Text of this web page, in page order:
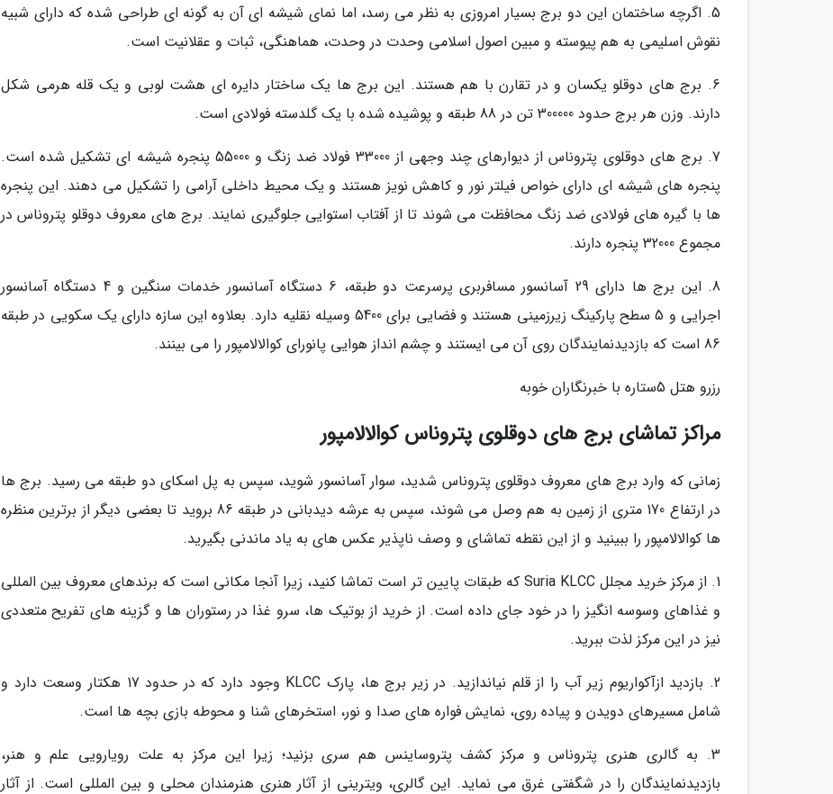
5. اگرچه ساختمان این دو برج بسیار امروزی به نظر می رسد، اما نمای شیشه ای آن به گونه ای طراحی شده که دارای شبیه
نقوش اسلیمی به هم پیوسته و مبین اصول اسلامی وحدت در وحدت، هماهنگی، ثبات و عقلانیت است.
6. برج های دوقلو یکسان و در تقارن با هم هستند. این برج ها یک ساختار دایره ای هشت لوبی و یک قله هرمی شکل
دارند. وزن هر برج حدود 300000 تن در 88 طبقه و پوشیده شده با یک گلدسته فولادی است.
7. برج های دوقلوی پتروناس از دیوارهای چند وجهی از 33000 فولاد ضد زنگ و 55000 پنجره شیشه ای تشکیل شده است.
پنجره های شیشه ای دارای خواص فیلتر نور و کاهش نویز هستند و یک محیط داخلی آرامی را تشکیل می دهند. این پنجره
ها با گیره های فولادی ضد زنگ محافظت می شوند تا از آفتاب استوایی جلوگیری نمایند. برج های معروف دوقلو پتروناس در
مجموع 32000 پنجره دارند.
8. این برج ها دارای 29 آسانسور مسافربری پرسرعت دو طبقه، 6 دستگاه آسانسور خدمات سنگین و 4 دستگاه آسانسور
اجرایی و 5 سطح پارکینگ زیرزمینی هستند و فضایی برای 5400 وسیله نقلیه دارد. بعلاوه این سازه دارای یک سکویی در طبقه
86 است که بازدیدنمایندگان روی آن می ایستند و چشم انداز هوایی پانورای کوالالامپور را می بینند.
رزرو هتل 5ستاره با خبرنگاران خوبه
مراکز تماشای برج های دوقلوی پتروناس کوالالامپور
زمانی که وارد برج های معروف دوقلوی پتروناس شدید، سوار آسانسور شوید، سپس به پل اسکای دو طبقه می رسید. برج ها
در ارتفاع 170 متری از زمین به هم وصل می شوند، سپس به عرشه دیدبانی در طبقه 86 بروید تا بعضی دیگر از برترین منظره
ها کوالالامپور را ببینید و از این نقطه تماشای و وصف ناپذیر عکس های به یاد ماندنی بگیرید.
1. از مرکز خرید مجلل Suria KLCC که طبقات پایین تر است تماشا کنید، زیرا آنجا مکانی است که برندهای معروف بین المللی
و غذاهای وسوسه انگیز را در خود جای داده است. از خرید از بوتیک ها، سرو غذا در رستوران ها و گزینه های تفریح متعددی
نیز در این مرکز لذت ببرید.
2. بازدید ازآکواریوم زیر آب را از قلم نیاندازید. در زیر برج ها، پارک KLCC وجود دارد که در حدود 17 هکتار وسعت دارد و
شامل مسیرهای دویدن و پیاده روی، نمایش فواره های صدا و نور، استخرهای شنا و محوطه بازی بچه ها است.
3. به گالری هنری پتروناس و مرکز کشف پتروساینس هم سری بزنید؛ زیرا این مرکز به علت رویارویی علم و هنر،
بازدیدنمایندگان را در شگفتی غرق می نماید. این گالری، ویترینی از آثار هنری هنرمندان محلی و بین المللی است. از آثار